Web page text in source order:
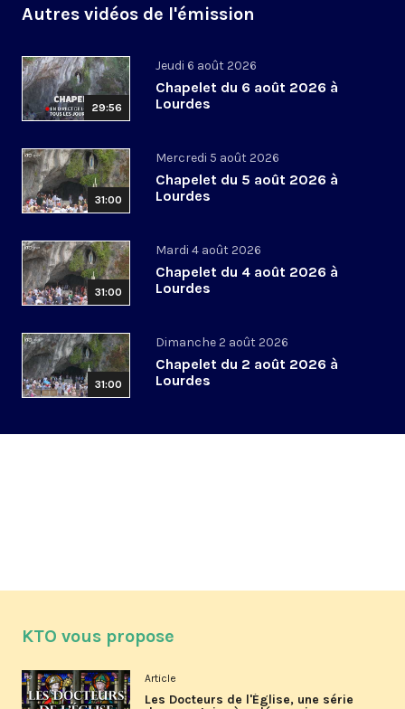
Autres vidéos de l'émission
29:56
Jeudi 6 août 2026
Chapelet du 6 août 2026 à
Lourdes
31:00
Mercredi 5 août 2026
Chapelet du 5 août 2026 à
Lourdes
31:00
Mardi 4 août 2026
Chapelet du 4 août 2026 à
Lourdes
31:00
Dimanche 2 août 2026
Chapelet du 2 août 2026 à
Lourdes
KTO vous propose
Article
Les Docteurs de l'Église, une série